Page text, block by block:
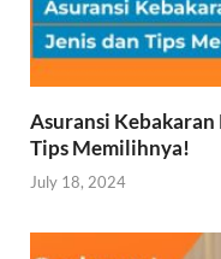
Asuransi Kebakaran
Tips Memilihnya!
July 18, 2024